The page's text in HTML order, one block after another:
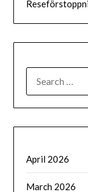
FOR:
April 2026
March 2026